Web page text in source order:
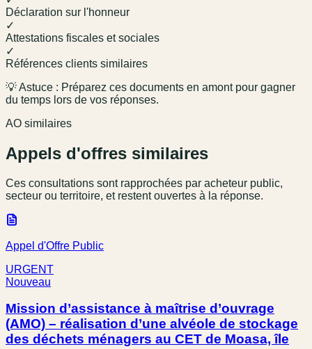
Déclaration sur l'honneur
✓
Attestations fiscales et sociales
✓
Références clients similaires
💡 Astuce : Préparez ces documents en amont pour gagner
du temps lors de vos réponses.
AO similaires
Appels d'offres similaires
Ces consultations sont rapprochées par acheteur public,
secteur ou territoire, et restent ouvertes à la réponse.
Appel d'Offre Public
URGENT
Nouveau
Mission d’assistance à maîtrise d’ouvrage
(AMO) – réalisation d’une alvéole de stockage
des déchets ménagers au CET de Moasa, île